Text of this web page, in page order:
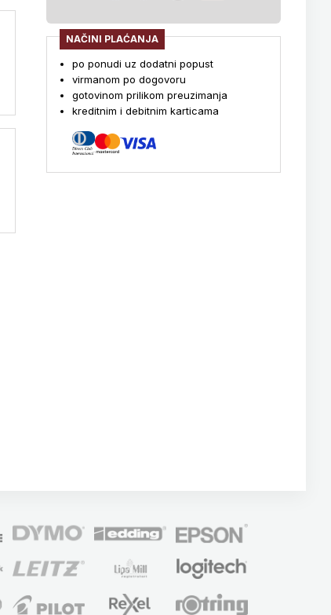
NAČINI PLAĆANJA
po ponudi uz dodatni popust
virmanom po dogovoru
gotovinom prilikom preuzimanja
kreditnim i debitnim karticama